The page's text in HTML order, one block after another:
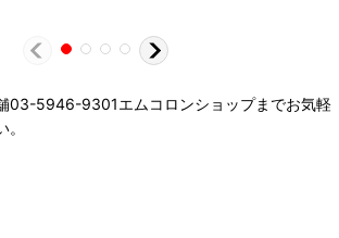
03-5946-9301エムコロンショップまでお気軽